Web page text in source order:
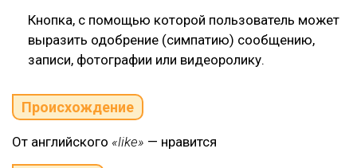
Кнопка, с помощью которой пользователь может
выразить одобрение (симпатию) сообщению,
записи, фотографии или видеоролику.
Происхождение
От английского «like» — нравится